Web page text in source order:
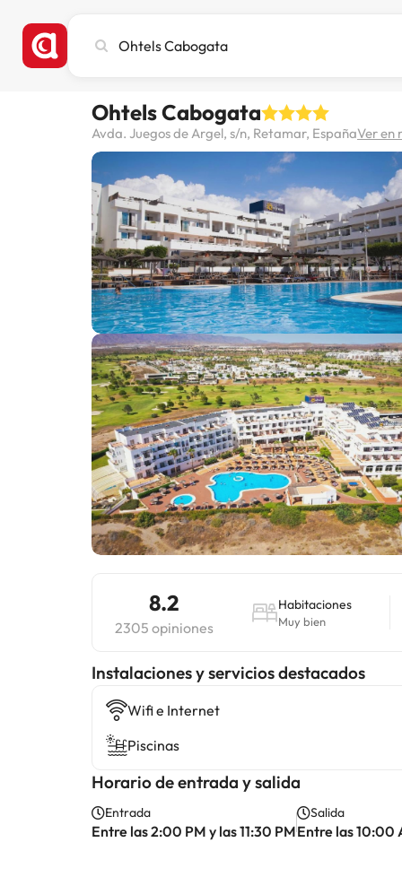
ciudad,
destino
Ohtels Cabogata
Avda. Juegos de Argel, s/n, Retamar, EspañaVer en
8.2
2305 opiniones
Habitaciones
Muy bien
Instalaciones y servicios destacados
Wifi e Internet
Piscinas
Horario de entrada y salida
Entrada
Entre las 2:00 PM y las 11:30 PM
Salida
Entre las 10:00